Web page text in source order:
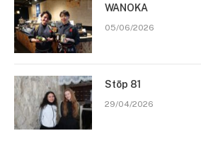
WANOKA
05/06/2026
Stōp 81
29/04/2026